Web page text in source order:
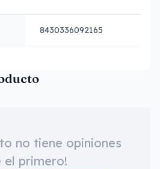
8430336092165
no tiene opiniones
el primero!